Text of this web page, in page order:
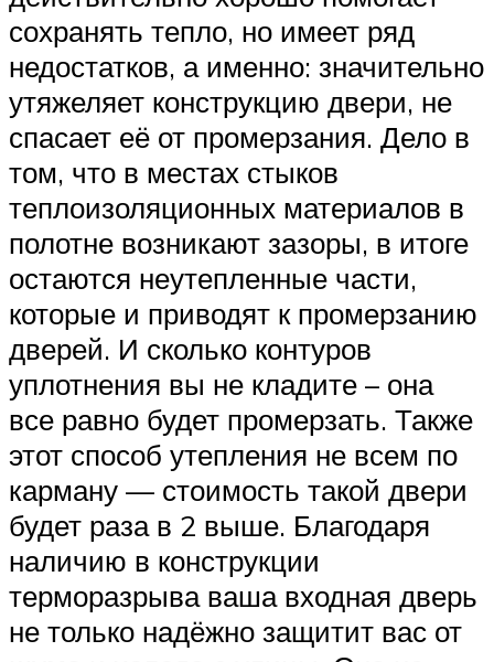
сохранять тепло, но имеет ряд
недостатков, а именно: значительно
утяжеляет конструкцию двери, не
спасает её от промерзания. Дело в
том, что в местах стыков
теплоизоляционных материалов в
полотне возникают зазоры, в итоге
остаются неутепленные части,
которые и приводят к промерзанию
дверей. И сколько контуров
уплотнения вы не кладите – она
все равно будет промерзать. Также
этот способ утепления не всем по
карману — стоимость такой двери
будет раза в 2 выше. Благодаря
наличию в конструкции
терморазрыва ваша входная дверь
не только надёжно защитит вас от